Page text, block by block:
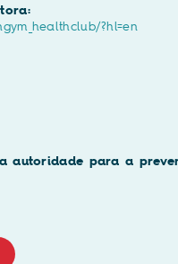
?hl=en
autoridade para a